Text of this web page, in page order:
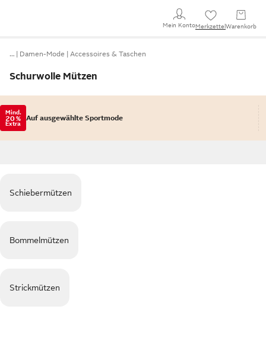
Mein KontoMerkzettel Warenkorb
… Damen-Mode Accessoires & Taschen
Schurwolle Mützen
Mind.
20 %
Extra
Auf ausgewählte Sportmode
Schiebermützen
Bommelmützen
Strickmützen